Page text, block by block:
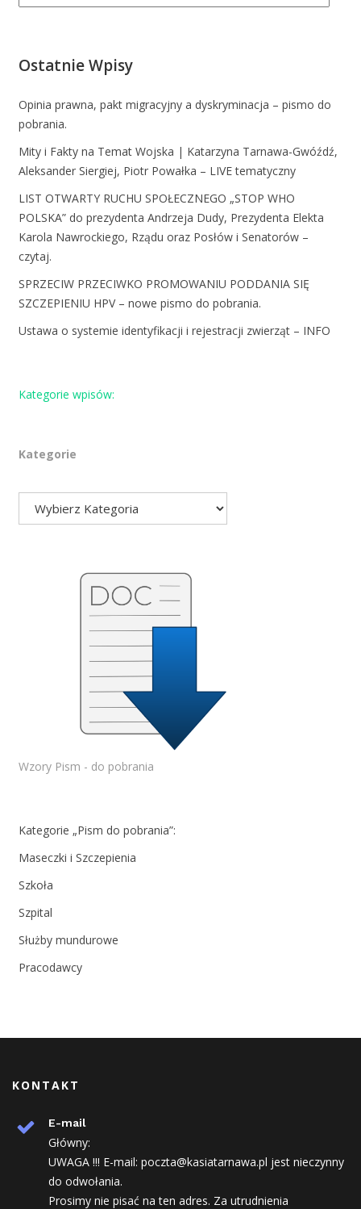
Ostatnie Wpisy
Opinia prawna, pakt migracyjny a dyskryminacja – pismo do
pobrania.
Mity i Fakty na Temat Wojska | Katarzyna Tarnawa-Gwóźdź,
Aleksander Siergiej, Piotr Powałka – LIVE tematyczny
LIST OTWARTY RUCHU SPOŁECZNEGO „STOP WHO
POLSKA” do prezydenta Andrzeja Dudy, Prezydenta Elekta
Karola Nawrockiego, Rządu oraz Posłów i Senatorów –
czytaj.
SPRZECIW PRZECIWKO PROMOWANIU PODDANIA SIĘ
SZCZEPIENIU HPV – nowe pismo do pobrania.
Ustawa o systemie identyfikacji i rejestracji zwierząt – INFO
Kategorie wpisów:
Kategorie
Wzory Pism - do pobrania
Kategorie „Pism do pobrania”:
Maseczki i Szczepienia
Szkoła
Szpital
Służby mundurowe
Pracodawcy
KONTAKT
E-mail
Główny:
UWAGA !!! E-mail: poczta@kasiatarnawa.pl jest nieczynny
do odwołania.
Prosimy nie pisać na ten adres. Za utrudnienia